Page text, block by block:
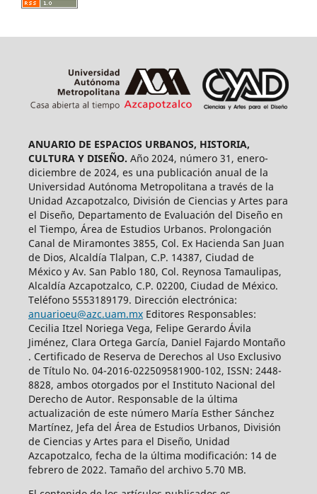
ANUARIO DE ESPACIOS URBANOS, HISTORIA,
CULTURA Y DISEÑO. Año 2024, número 31, enero-
diciembre de 2024, es una publicación anual de la
Universidad Autónoma Metropolitana a través de la
Unidad Azcapotzalco, División de Ciencias y Artes para
el Diseño, Departamento de Evaluación del Diseño en
el Tiempo, Área de Estudios Urbanos. Prolongación
Canal de Miramontes 3855, Col. Ex Hacienda San Juan
de Dios, Alcaldía Tlalpan, C.P. 14387, Ciudad de
México y Av. San Pablo 180, Col. Reynosa Tamaulipas,
Alcaldía Azcapotzalco, C.P. 02200, Ciudad de México.
Teléfono 5553189179. Dirección electrónica:
anuarioeu@azc.uam.mxEditores Responsables:
Cecilia Itzel Noriega Vega, Felipe Gerardo Ávila
Jiménez, Clara Ortega García, Daniel Fajardo Montaño
. Certificado de Reserva de Derechos al Uso Exclusivo
de Título No. 04-2016-022509581900-102, ISSN: 2448-
8828, ambos otorgados por el Instituto Nacional del
Derecho de Autor. Responsable de la última
actualización de este número María Esther Sánchez
Martínez, Jefa del Área de Estudios Urbanos, División
de Ciencias y Artes para el Diseño, Unidad
Azcapotzalco, fecha de la última modificación: 14 de
febrero de 2022. Tamaño del archivo 5.70 MB.